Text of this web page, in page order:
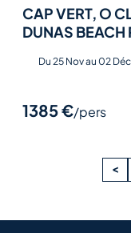
CAP VERT, O
DUNAS BEACH
Du 25 Nov au 02
1385 €/pers
<